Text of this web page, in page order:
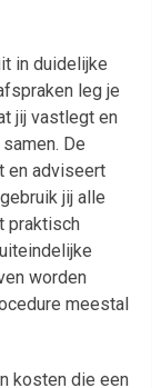
in duidelijke
leg je
jij vastlegt en
De
en adviseert
jij alle
praktisch
worden
meestal
kosten die een